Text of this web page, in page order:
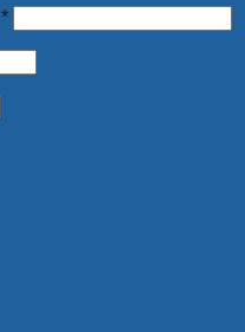
*Bắt
buộc